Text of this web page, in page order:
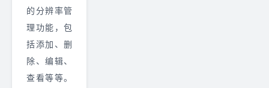
的分辨率管
理功能，包
括添加、删
除、编辑、
查看等等。